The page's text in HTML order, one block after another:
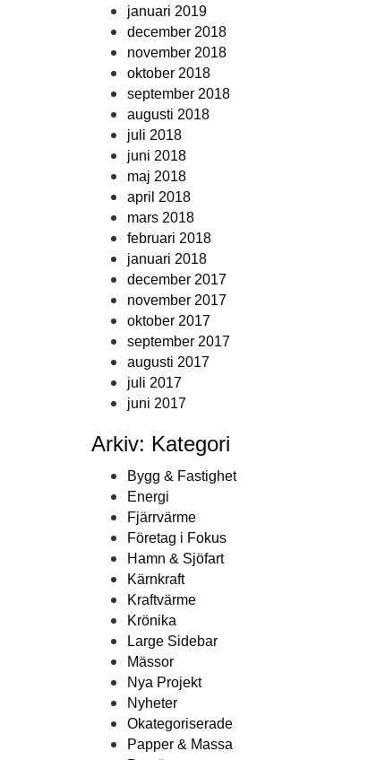
januari 2019
december 2018
november 2018
oktober 2018
september 2018
augusti 2018
juli 2018
juni 2018
maj 2018
april 2018
mars 2018
februari 2018
januari 2018
december 2017
november 2017
oktober 2017
september 2017
augusti 2017
juli 2017
juni 2017
Arkiv: Kategori
Bygg & Fastighet
Energi
Fjärrvärme
Företag i Fokus
Hamn & Sjöfart
Kärnkraft
Kraftvärme
Krönika
Large Sidebar
Mässor
Nya Projekt
Nyheter
Okategoriserade
Papper & Massa